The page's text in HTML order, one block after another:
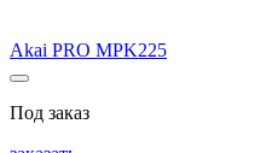
Akai PRO MPK225
Под заказ